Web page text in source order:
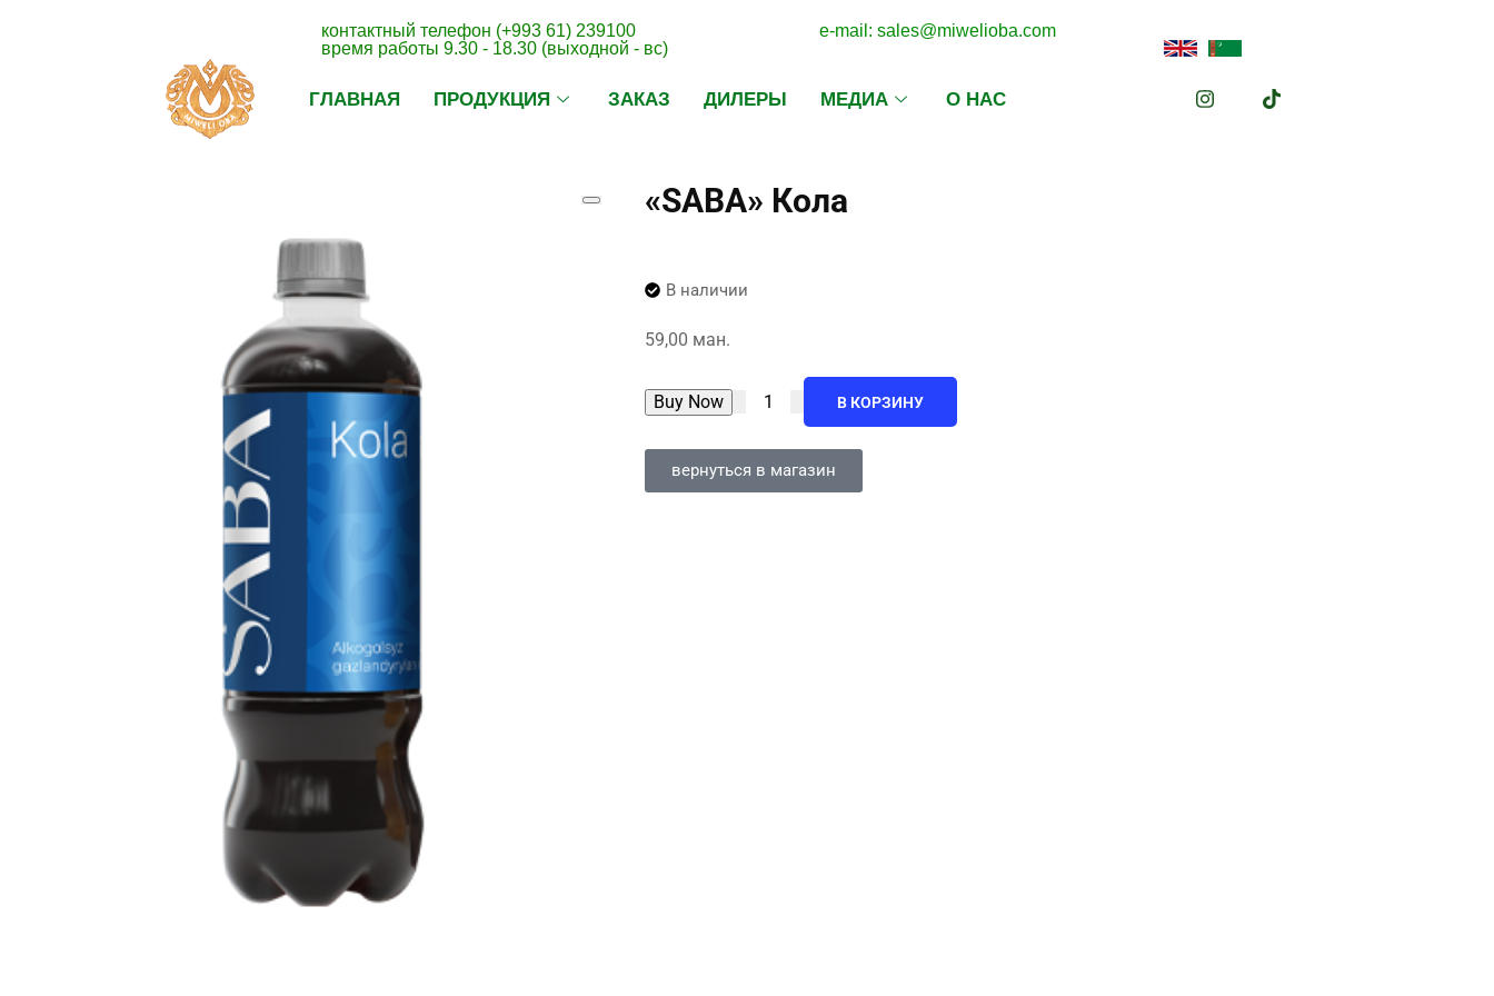
контактный телефон (+993 61) 239100
время работы 9.30 - 18.30 (выходной - вс)
e-mail: sales@miwelioba.com
ГЛАВНАЯ ПРОДУКЦИЯ ЗАКАЗ ДИЛЕРЫ МЕДИА О НАС
«SABA» Кола
В наличии
59,00 ман.
Buy Now В КОРЗИНУ
вернуться в магазин